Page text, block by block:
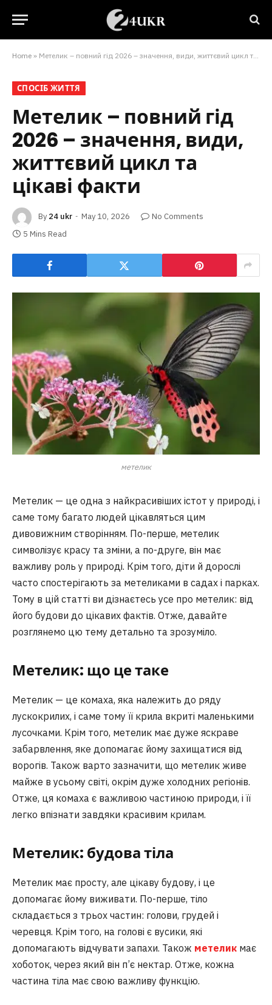
Home » Метелик – повний гід 2026 – значення, види, життєвий цикл та цікаві факти
СПОСІБ ЖИТТЯ
Метелик – повний гід
2026 – значення, види,
життєвий цикл та
цікаві факти
By 24 ukr May 10, 2026
No Comments
5 Mins Read
метелик
Метелик — це одна з найкрасивіших істот у природі, і
саме тому багато людей цікавляться цим
дивовижним створінням. По-перше, метелик
символізує красу та зміни, а по-друге, він має
важливу роль у природі. Крім того, діти й дорослі
часто спостерігають за метеликами в садах і парках.
Тому в цій статті ви дізнаєтесь усе про метелик: від
його будови до цікавих фактів. Отже, давайте
розглянемо цю тему детально та зрозуміло.
Метелик: що це таке
Метелик — це комаха, яка належить до ряду
лускокрилих, і саме тому її крила вкриті маленькими
лусочками. Крім того, метелик має дуже яскраве
забарвлення, яке допомагає йому захищатися від
ворогів. Також варто зазначити, що метелик живе
майже в усьому світі, окрім дуже холодних регіонів.
Отже, ця комаха є важливою частиною природи, і її
легко впізнати завдяки красивим крилам.
Метелик: будова тіла
Метелик має просту, але цікаву будову, і це
допомагає йому виживати. По-перше, тіло
складається з трьох частин: голови, грудей і
черевця. Крім того, на голові є вусики, які
допомагають відчувати запахи. Також метелик має
хоботок, через який він п’є нектар. Отже, кожна
частина тіла має свою важливу функцію.